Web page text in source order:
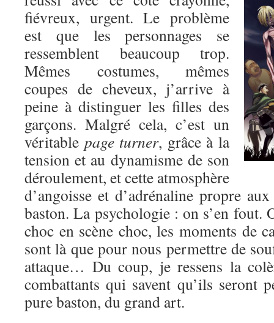
fiévreux, urgent. Le problème
est que les personnages se
ressemblent beaucoup trop.
Mêmes costumes, mêmes
coupes de cheveux, j’arrive à
peine à distinguer les filles des
garçons. Malgré cela, c’est un
véritable page turner, grâce à la
tension et au dynamisme de son
déroulement, et cette atmosphère
d’angoisse et d’adrénaline propre
baston. La psychologie : on s’en fout.
choc en scène choc, les moments de
sont là que pour nous permettre de
attaque… Du coup, je ressens la
combattants qui savent qu’ils seront
pure baston, du grand art.